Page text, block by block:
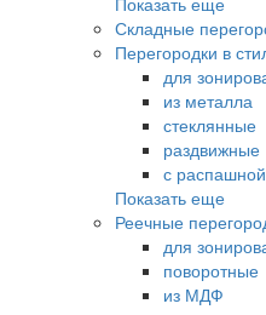
Складные
Перегородки в
для
из металла
стеклянные
раздвижные
с
Показать еще
Реечные
для
поворотные
из МДФ